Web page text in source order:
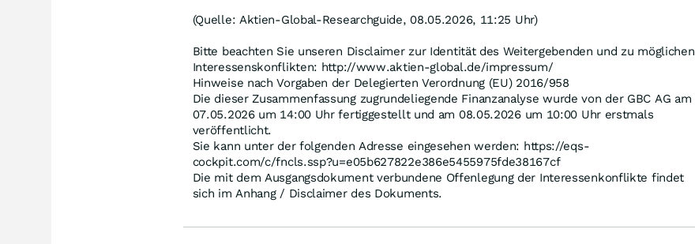
(Quelle: Aktien-Global-Researchguide, 08.05.2026, 11:25 Uhr)
Bitte beachten Sie unseren Disclaimer zur Identität des Weitergebenden und zu möglichen
Interessenskonflikten: http://www.aktien-global.de/impressum/
Hinweise nach Vorgaben der Delegierten Verordnung (EU) 2016/958
Die dieser Zusammenfassung zugrundeliegende Finanzanalyse wurde von der GBC AG am
07.05.2026 um 14:00 Uhr fertiggestellt und am 08.05.2026 um 10:00 Uhr erstmals
veröffentlicht.
Sie kann unter der folgenden Adresse eingesehen werden: https://eqs-
cockpit.com/c/fncls.ssp?u=e05b627822e386e5455975fde38167cf
Die mit dem Ausgangsdokument verbundene Offenlegung der Interessenkonflikte findet
sich im Anhang / Disclaimer des Dokuments.